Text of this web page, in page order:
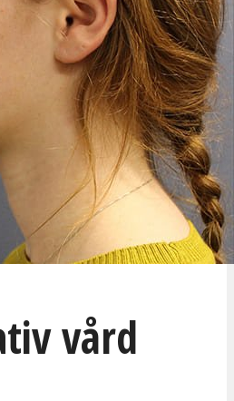
vård